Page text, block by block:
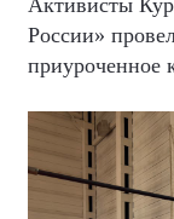
России»
приуроченное